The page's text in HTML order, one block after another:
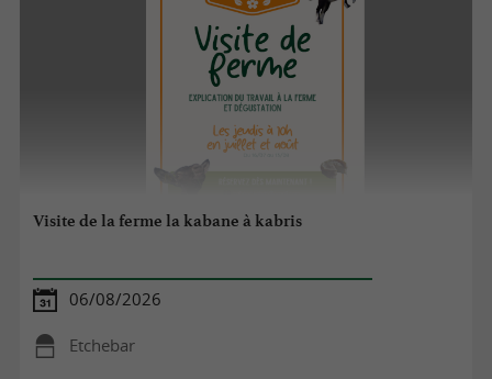
Visite de la ferme la kabane à kabris
06/08/2026
Etchebar